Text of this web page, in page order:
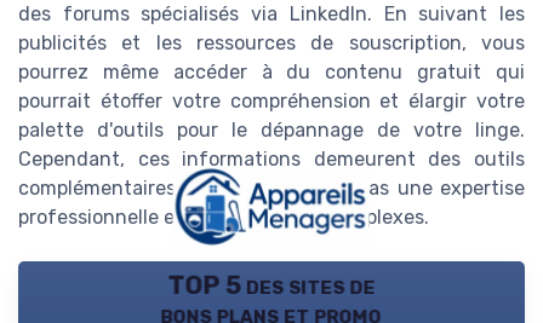
des forums spécialisés via LinkedIn. En suivant les
publicités et les ressources de souscription, vous
pourrez même accéder à du contenu gratuit qui
pourrait étoffer votre compréhension et élargir votre
palette d'outils pour le dépannage de votre linge.
Cependant, ces informations demeurent des outils
complémentaires et ne substituent pas une expertise
professionnelle en cas de pannes complexes.
TOP 5 des sites de
bons plans et promo